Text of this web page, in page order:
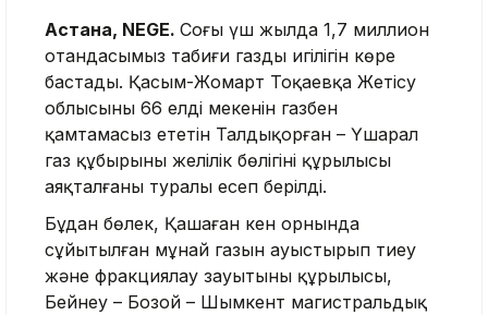
Астана, NEGE. Соңғы үш жылда 1,7 миллион
отандасымыз табиғи газдың игілігін көре
бастады. Қасым-Жомарт Тоқаевқа Жетісу
облысының 66 елді мекенін газбен
қамтамасыз ететін Талдықорған – Үшарал
газ құбырының желілік бөлігінің құрылысы
аяқталғаны туралы есеп берілді.
Бұдан бөлек, Қашаған кен орнында
сұйытылған мұнай газын ауыстырып тиеу
және фракциялау зауытының құрылысы,
Бейнеу – Бозой – Шымкент магистральдық